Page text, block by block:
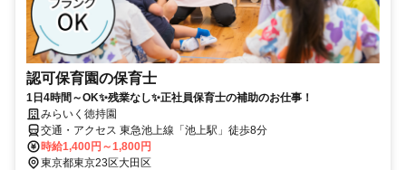
認可保育園の保育士
1日4時間～OK✨残業なし✨正社員保育士の補助のお仕事！
みらいく徳持園
交通・アクセス 東急池上線「池上駅」徒歩8分
時給1,400円～1,800円
東京都東京23区大田区